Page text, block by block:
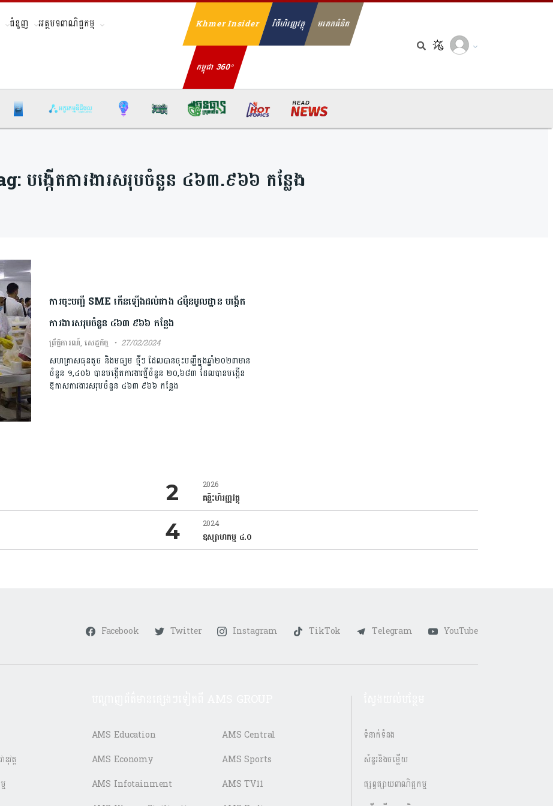
ជំនួញ អត្ថបទពាណិជ្ជកម្ម Khmer Insider វិថីហិរញ្ញវត្ថុ មរតកគំនិត
កម្ពុជា 360°
បង្កើតការងារសរុបចំនួន ៤៦៣.៩៦៦ កន្លែង
ការចុះបញ្ជី SME កើនឡើងដល់ជាង ៤ម៉ឺនមូលដ្ឋាន បង្កើត​
ការងារ​សរុប​ចំនួន​ ​៤​៦​៣​ ​៩​៦​៦​ ​កន្លែង
ព្រឹត្តិការណ៍, សេដ្ឋកិច្ច 27/02/2024
សហ​​គ្រាស​ធុន​តូច​ ​និង​មធ្យម ថ្មីៗ ​ដែល​បាន​ចុះបញ្ជី​ក្នុងឆ្នាំ២០២៣មាន
ចំនួន​ ​១​,​៤​០​៦​ បានបង្កើត​ការងារថ្មី​​ចំនួន​ ​២​០​,​៦​៨​៣​​ ដែលបានបង្កើន
ឱកាស​ការងារ​សរុប​ចំនួន​ ​៤​៦​៣​ ​៩​៦​៦​ ​កន្លែង​
2026
គន្លឹះហិរញ្ញវត្ថុ
2024
ឧស្សាហកម្ម ៤.០
Facebook Twitter Instagram TikTok Telegram YouTube
វត្ត
AMS Education
AMS Economy
AMS Infotainment
AMS Central
AMS Sports
AMS TV11
ទំនាក់ទំនង
សំនួរនិងចម្លើយ
ផ្សព្វផ្សាយពាណិជ្ជកម្ម